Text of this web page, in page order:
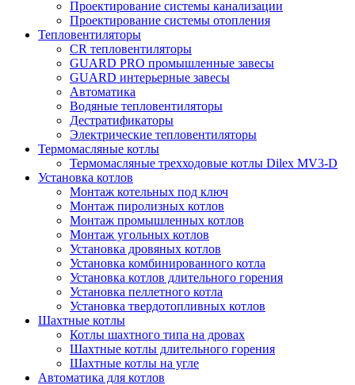
Проектирование системы канализации
Проектирование системы отопления
Тепловентиляторы
CR тепловентиляторы
GUARD PRO промышленные завесы
GUARD интерьерные завесы
Автоматика
Водяные тепловентиляторы
Дестратификаторы
Электрические тепловентиляторы
Термомасляные котлы
Термомасляные трехходовые котлы Dilex MV3-D
Установка котлов
Монтаж котельных под ключ
Монтаж пиролизных котлов
Монтаж промышленных котлов
Монтаж угольных котлов
Установка дровяных котлов
Установка комбинированного котла
Установка котлов длительного горения
Установка пеллетного котла
Установка твердотопливных котлов
Шахтные котлы
Котлы шахтного типа на дровах
Шахтные котлы длительного горения
Шахтные котлы на угле
Автоматика для котлов